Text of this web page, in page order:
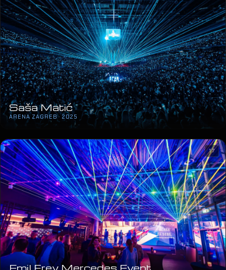
Saša Matić
ARENA ZAGREB · 2025
17